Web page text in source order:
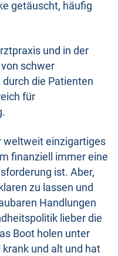
getäuscht, häufig
und in der
schwer
die Patienten
für
weltweit einzigartiges
finanziell immer eine
ist. Aber,
zu lassen und
Handlungen
lieber die
Boot holen unter
und alt und hat